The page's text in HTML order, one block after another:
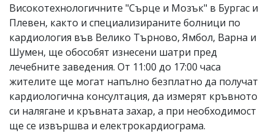
Високотехнологичните "Сърце и Мозък" в Бургас и
Плевен, както и специализираните болници по
кардиология във Велико Търново, Ямбол, Варна и
Шумен, ще обособят изнесени шатри пред
лечебните заведения. От 11:00 до 17:00 часа
жителите ще могат напълно безплатно да получат
кардиологична консултация, да измерят кръвното
си налягане и кръвната захар, а при необходимост
ще се извършва и електрокардиограма.